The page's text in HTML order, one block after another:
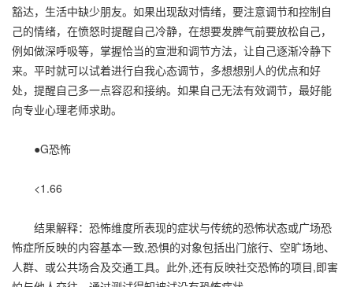
豁达，生活中缺少朋友。如果出现敌对情绪，要注意调节和控制自
己的情绪，在愤怒时提醒自己冷静，在想要发脾气前要放松自己，
例如做深呼吸等，掌握恰当的宣泄和调节方法，让自己逐渐冷静下
来。平时就可以试着进行自我心态调节，多想想别人的优点和好
处，提醒自己多一点容忍和接纳。如果自己无法有效调节，最好能
向专业心理老师求助。
●G恐怖
<1.66
结果解释：恐怖维度所表现的症状与传统的恐怖状态或广场恐
怖症所反映的内容基本一致,恐惧的对象包括出门旅行、空旷场地、
人群、或公共场合及交通工具。此外,还有反映社交恐怖的项目,即害